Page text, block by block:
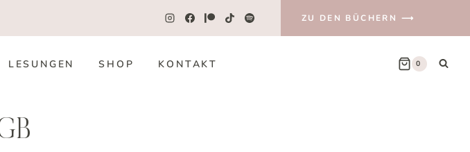
ZU DEN BÜCHERN ⟶
LESUNGEN SHOP KONTAKT 0